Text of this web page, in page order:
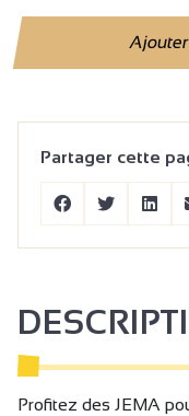
Partager cette
Profitez des JEMA